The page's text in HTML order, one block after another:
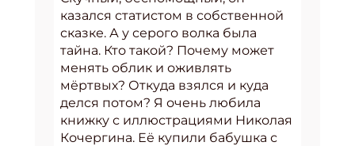
казался статистом в собственной
сказке. А у серого волка была
тайна. Кто такой? Почему может
менять облик и оживлять
мёртвых? Откуда взялся и куда
делся потом? Я очень любила
книжку с иллюстрациями Николая
Кочергина. Её купили бабушка с